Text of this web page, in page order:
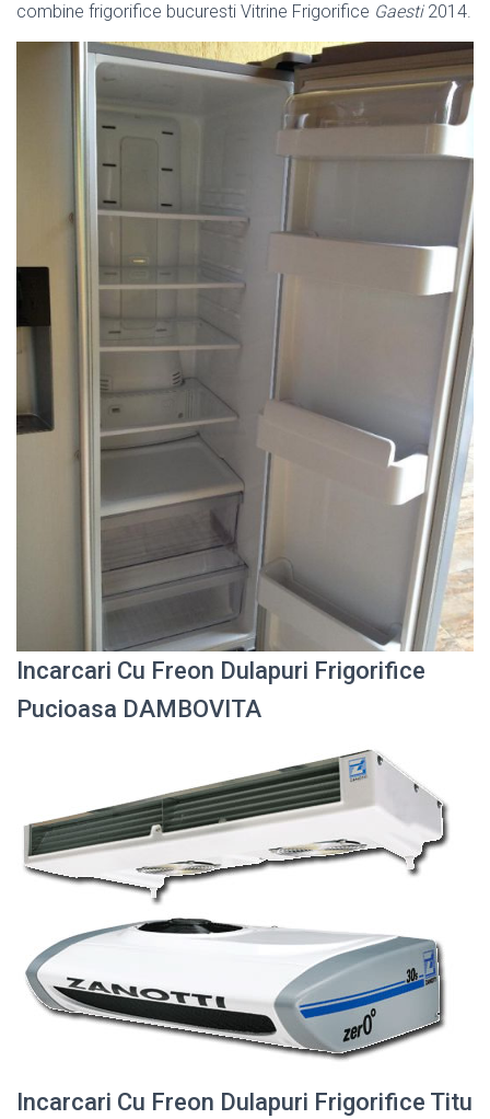
combine frigorifice bucuresti Vitrine Frigorifice Gaesti2014.
Incarcari Cu Freon Dulapuri Frigorifice
Pucioasa DAMBOVITA
Incarcari Cu Freon Dulapuri Frigorifice Titu